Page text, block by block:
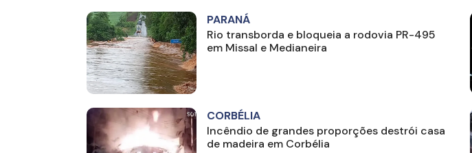
PARANÁ
Rio transborda e bloqueia a rodovia PR-495
em Missal e Medianeira
CORBÉLIA
Incêndio de grandes proporções destrói casa
de madeira em Corbélia